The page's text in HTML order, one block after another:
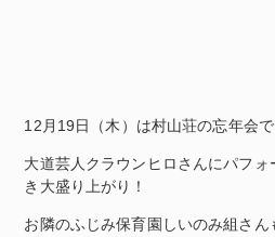
12月19日（木）は村山荘の忘年会で
大道芸人クラウンヒロさんにパフ
き大盛り上がり！
お隣のふじみ保育園しいのみ組さん